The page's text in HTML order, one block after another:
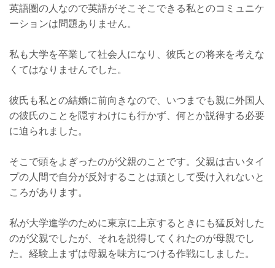
英語圏の人なので英語がそこそこできる私とのコミュニケ
ーションは問題ありません。
私も大学を卒業して社会人になり、彼氏との将来を考えな
くてはなりませんでした。
彼氏も私との結婚に前向きなので、いつまでも親に外国人
の彼氏のことを隠すわけにも行かず、何とか説得する必要
に迫られました。
そこで頭をよぎったのが父親のことです。父親は古いタイ
プの人間で自分が反対することは頑として受け入れないと
ころがあります。
私が大学進学のために東京に上京するときにも猛反対した
のが父親でしたが、それを説得してくれたのが母親でし
た。経験上まずは母親を味方につける作戦にしました。